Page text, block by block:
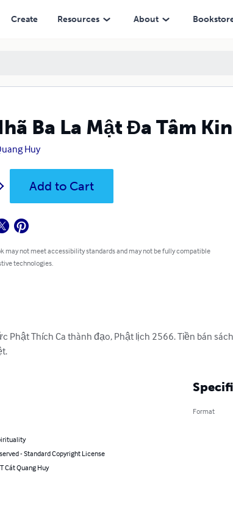
Create Resources About
Ba La Mật Đa Tâm
Huy
Add to Cart
may not meet accessibility standards and may not be fully compatible
technologies.
Phật Thích Ca thành đạo, Phật lịch 2566. Tiền bán
- Standard Copyright License
Cát Quang Huy
Format